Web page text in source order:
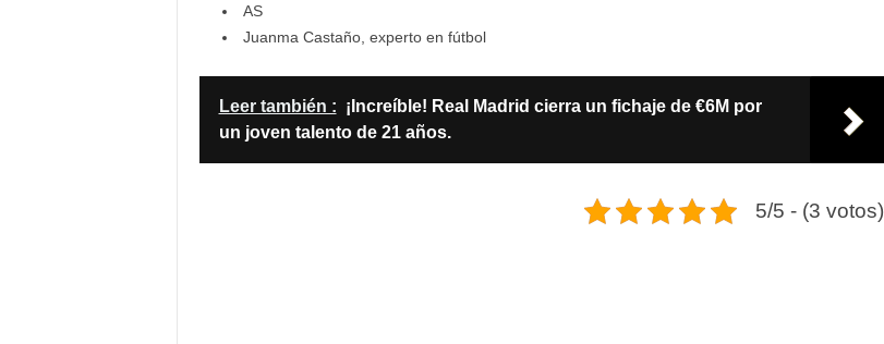
AS
Juanma Castaño, experto en fútbol
Leer también : ¡Increíble! Real Madrid cierra un fichaje de €6M por
un joven talento de 21 años.
5/5 - (3 votos)